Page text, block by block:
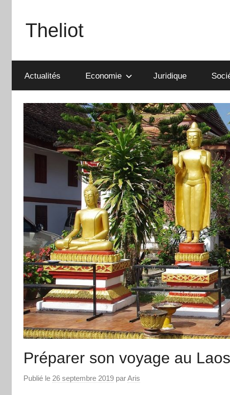
contenu
Theliot
Actualités Economie Juridique
Préparer son voyage au Laos
Publié le 26 septembre 2019 parAris